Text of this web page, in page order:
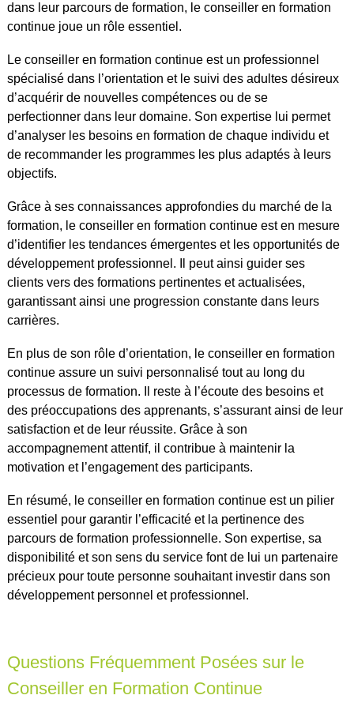
dans leur parcours de formation, le conseiller en formation
continue joue un rôle essentiel.
Le conseiller en formation continue est un professionnel
spécialisé dans l’orientation et le suivi des adultes désireux
d’acquérir de nouvelles compétences ou de se
perfectionner dans leur domaine. Son expertise lui permet
d’analyser les besoins en formation de chaque individu et
de recommander les programmes les plus adaptés à leurs
objectifs.
Grâce à ses connaissances approfondies du marché de la
formation, le conseiller en formation continue est en mesure
d’identifier les tendances émergentes et les opportunités de
développement professionnel. Il peut ainsi guider ses
clients vers des formations pertinentes et actualisées,
garantissant ainsi une progression constante dans leurs
carrières.
En plus de son rôle d’orientation, le conseiller en formation
continue assure un suivi personnalisé tout au long du
processus de formation. Il reste à l’écoute des besoins et
des préoccupations des apprenants, s’assurant ainsi de leur
satisfaction et de leur réussite. Grâce à son
accompagnement attentif, il contribue à maintenir la
motivation et l’engagement des participants.
En résumé, le conseiller en formation continue est un pilier
essentiel pour garantir l’efficacité et la pertinence des
parcours de formation professionnelle. Son expertise, sa
disponibilité et son sens du service font de lui un partenaire
précieux pour toute personne souhaitant investir dans son
développement personnel et professionnel.
Questions Fréquemment Posées sur le
Conseiller en Formation Continue